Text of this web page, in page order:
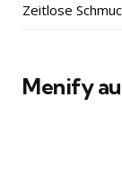
Zeitlose
Menify